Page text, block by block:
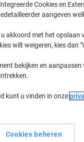
2Pak
Momenteel
Aantal
Belangrijkste
Cookies en
aangeven
akkoord met het opslaan
wilt weigeren, kies dan
bekijken en aanpassen
kunt u vinden in onze
Cookies beheren